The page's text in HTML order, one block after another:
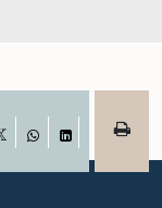
WhatsAppLinkedIn